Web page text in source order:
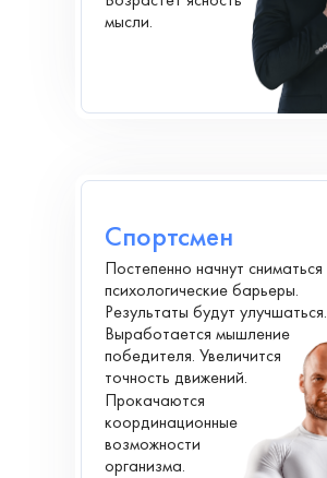
мысли.
Прокачаются
координационные
возможности
организма.
Спортсмен
Постепенно начнут сниматься
психологические барьеры.
Результаты будут улучшаться.
Выработается мышление
победителя. Увеличится
точность движений.